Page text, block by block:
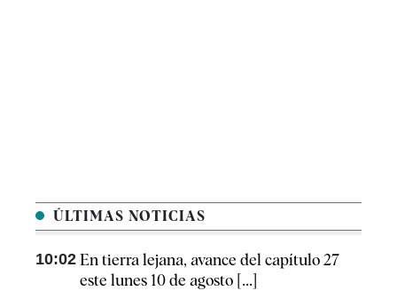
ÚLTIMAS NOTICIAS
10:02 En tierra lejana, avance del capítulo 27
este lunes 10 de agosto [...]